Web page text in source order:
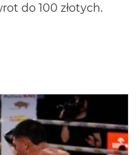
do 100 złotych.